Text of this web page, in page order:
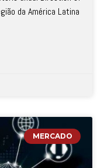
da América Latina
MERCADO